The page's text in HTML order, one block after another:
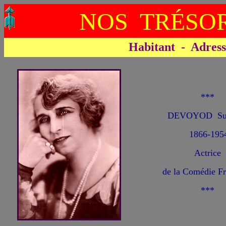
NOS
Habitant -
***
DEVOYOD
1866-
Actrice
de la Comédie
***